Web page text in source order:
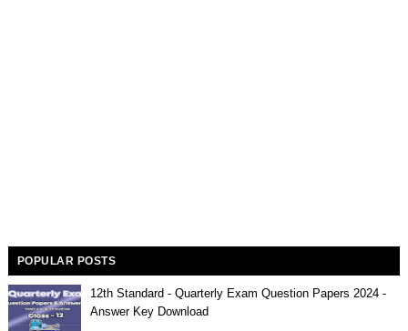
POPULAR POSTS
12th Standard - Quarterly Exam Question Papers 2024 -
Answer Key Download